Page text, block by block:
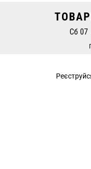
Сб 07